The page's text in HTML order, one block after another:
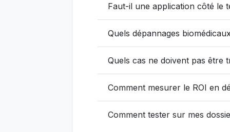
Faut-il une application côté le
Quels dépannages
Quels cas ne doivent pas être
Comment mesurer le ROI en
Comment tester sur mes